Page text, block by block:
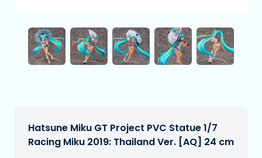
Hatsune Miku GT Project PVC Statue 1/7
Racing Miku 2019: Thailand Ver. [AQ] 24 cm